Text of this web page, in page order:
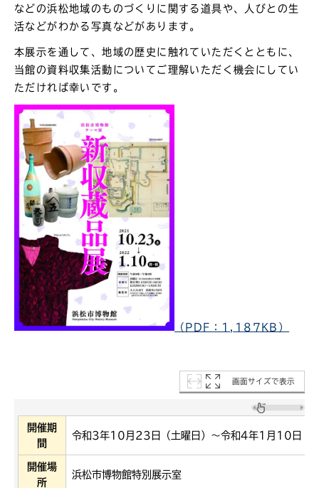
などの浜松地域のものづくりに関する道具や、人びとの生
活などがわかる写真などがあります。
本展示を通して、地域の歴史に触れていただくとともに、
当館の資料収集活動についてご理解いただく機会にしてい
ただければ幸いです。
（PDF：1,187KB）
画面サイズで表示
開催期
間
令和3年10月23日（土曜日）～令和4年1月10日（
開催場
所
浜松市博物館特別展示室